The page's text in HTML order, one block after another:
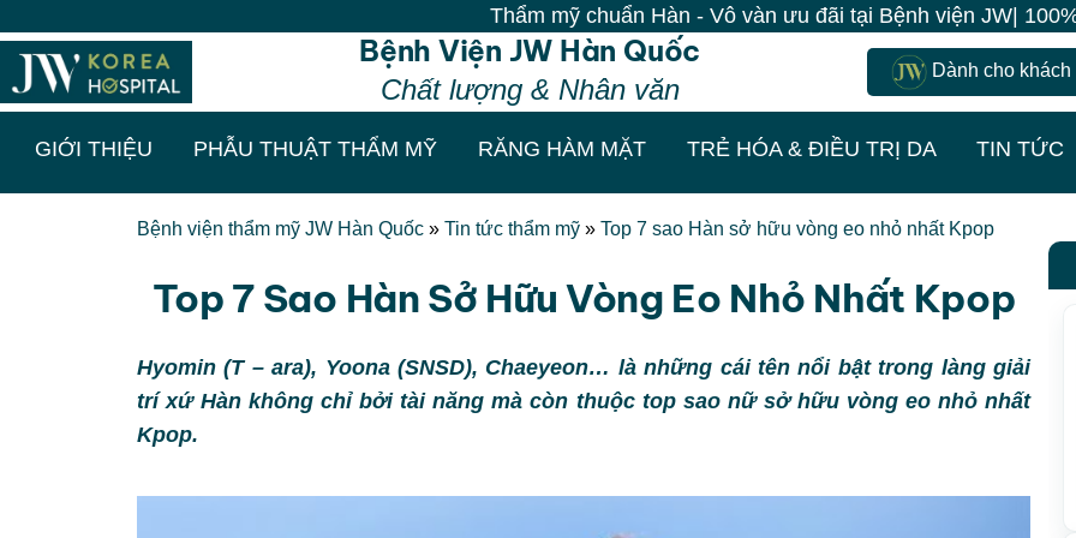
Thẩm mỹ chuẩn Hàn - Vô vàn ưu đãi tại Bệnh viện JW| 100% Khách đến
Bệnh Viện JW Hàn Quốc
Chất lượng & Nhân văn
Dành cho khách
GIỚI THIỆU PHẪU THUẬT THẨM MỸ RĂNG HÀM MẶT TRẺ HÓA & ĐIỀU TRỊ DA TIN TỨC
Bệnh viện thẩm mỹ JW Hàn Quốc » Tin tức thẩm mỹ » Top 7 sao Hàn sở hữu vòng eo nhỏ nhất Kpop
Top 7 Sao Hàn Sở Hữu Vòng Eo Nhỏ Nhất Kpop
Hyomin (T – ara), Yoona (SNSD), Chaeyeon… là những cái tên nổi bật trong làng giải
trí xứ Hàn không chỉ bởi tài năng mà còn thuộc top sao nữ sở hữu vòng eo nhỏ nhất
Kpop.